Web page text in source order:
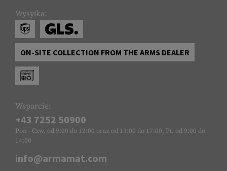
Wysyłka:
ON-SITE COLLECTION FROM THE ARMS DEALER
Wsparcie:
+43 7252 50900
Pon - Czw. od 9:00 do 12:00 oraz od 13:00 do 17:00, Pt. od 9:00 do
14:00
info@armamat.com